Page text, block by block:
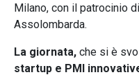
Milano, con il patrocinio
Assolombarda.
La giornata, che si è
startup e PMI